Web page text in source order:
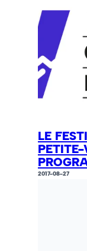
LE
2017-08-27